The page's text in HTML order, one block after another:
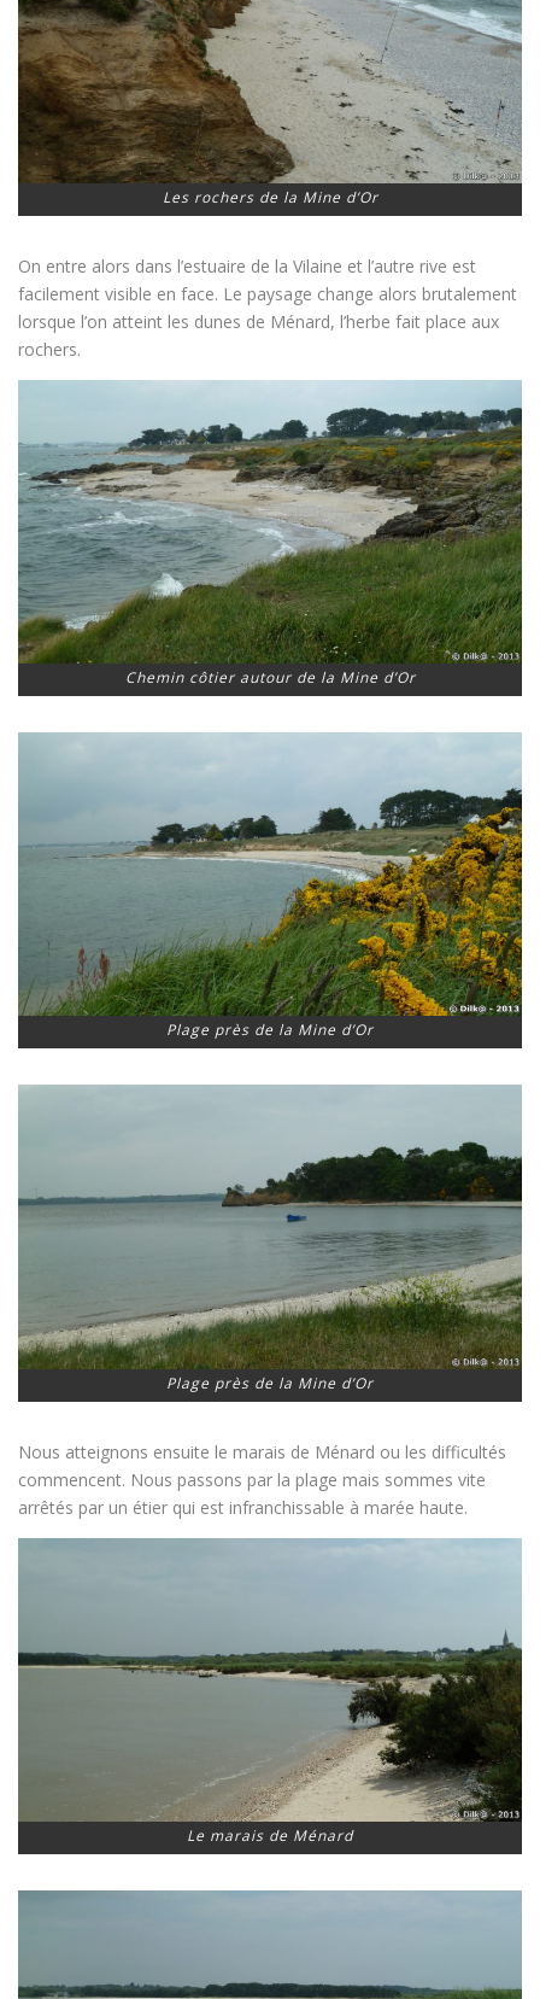
Les rochers de la Mine d’Or
On entre alors dans l’estuaire de la Vilaine et l’autre rive est
facilement visible en face. Le paysage change alors brutalement
lorsque l’on atteint les dunes de Ménard, l’herbe fait place aux
rochers.
Chemin côtier autour de la Mine d’Or
Plage près de la Mine d’Or
Plage près de la Mine d’Or
Nous atteignons ensuite le marais de Ménard ou les difficultés
commencent. Nous passons par la plage mais sommes vite
arrêtés par un étier qui est infranchissable à marée haute.
Le marais de Ménard